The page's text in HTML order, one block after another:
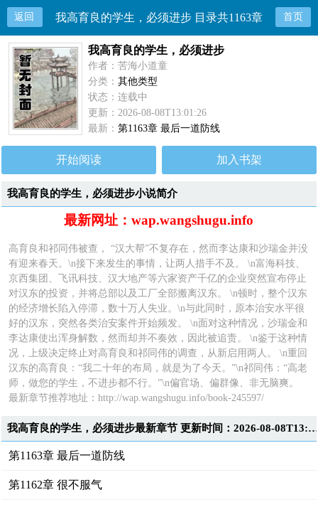
返回 我高育良的学生，必须进步 目录共1163章 首页
我高育良的学生，必须进步
作者：苦海小道童
分类：其他类型
状态：连载中
更新：2026-08-08T13:01:26
最新：第1163章 最后一道防线
开始阅读 加入书架
我高育良的学生，必须进步小说简介
最新网址：wap.wangshugu.info
高育良和祁同伟被查， “汉大帮”不复存在，然而李达康和沙瑞金并没
有迎来春天。\n接下来发生的事情，让两人措手不及。 \n富海科技、
京西集团、飞讯科技、汉大地产等六家资产千亿的企业突然宣布停止
对汉东的投资，并将总部以及工厂全部搬离汉东。 \n顿时，整个汉东
的经济增长陷入停滞，数十万人失业。\n与此同时，原本治安水平很
好的汉东，突然各类治安案件开始频发。 \n面对这种情况，沙瑞金和
李达康使出浑身解数，然而却并不奏效，因此被追责。 \n鉴于这种情
况，上级决定终止对高育良和祁同伟的调查，从新启用两人。 \n重回
汉东的高育良：“我二十年的布局，就是为了今天。”\n祁同伟：“高老
师，做您的学生，不进步都不行。”\n偏官场、偏群像、非无脑爽。
最新章节推荐地址：http://wap.wangshugu.info/book-245597/
我高育良的学生，必须进步最新章节 更新时间：
第1163章 最后一道防线
第1162章 很不服气